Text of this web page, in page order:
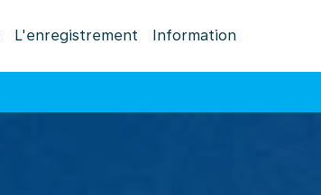
L'enregistrement Information